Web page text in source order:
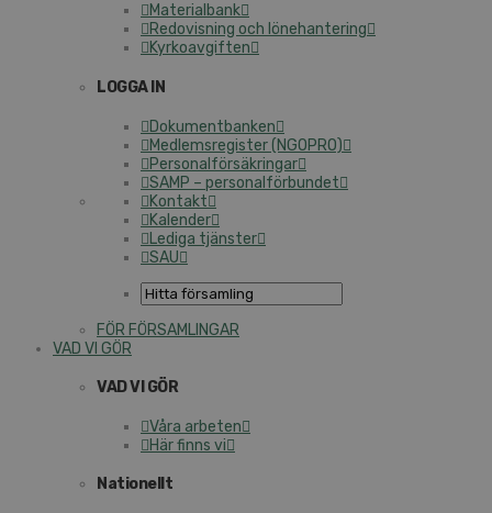
Materialbank
Redovisning och lönehantering
Kyrkoavgiften
LOGGA IN
Dokumentbanken
Medlemsregister (NGOPRO)
Personalförsäkringar
SAMP – personalförbundet
Kontakt
Kalender
Lediga tjänster
SAU
FÖR FÖRSAMLINGAR
VAD VI GÖR
VAD VI GÖR
Våra arbeten
Här finns vi
Nationellt